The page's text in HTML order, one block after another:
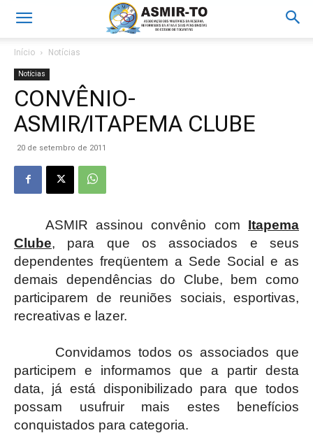
Início Notícias
Notícias
CONVÊNIO-
ASMIR/ITAPEMA CLUBE
20 de setembro de 2011
ASMIR assinou convênio com Itapema
Clube, para que os associados e seus
dependentes freqüentem a Sede Social e as
demais dependências do Clube, bem como
participarem de reuniões sociais, esportivas,
recreativas e lazer.
Convidamos todos os associados que
participem e informamos que a partir desta
data, já está disponibilizado para que todos
possam usufruir mais estes benefícios
conquistados para categoria.